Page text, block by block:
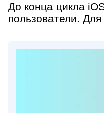
До конца цикла
пользователи.